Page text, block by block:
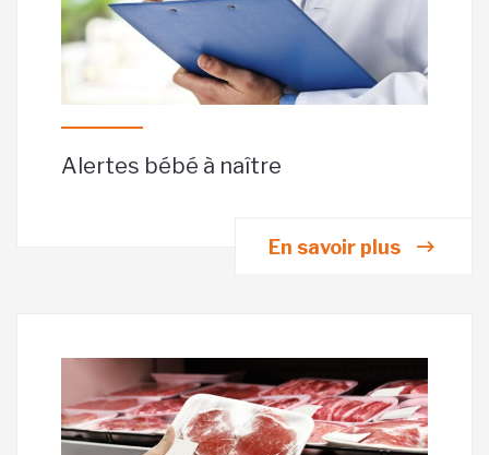
Alertes bébé à naître
En savoir plus